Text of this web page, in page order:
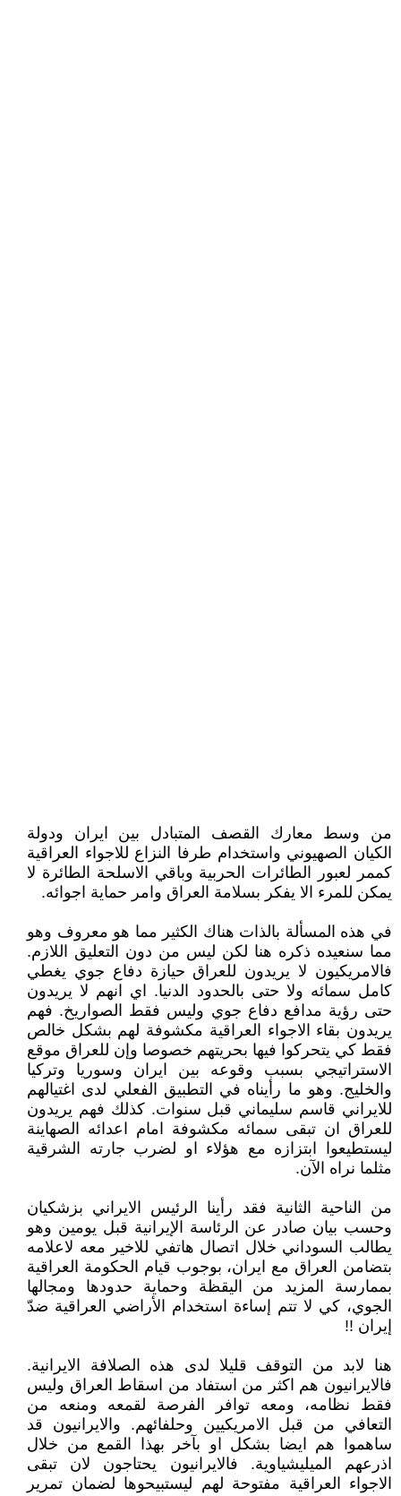
من وسط معارك القصف المتبادل بين ايران ودولة
الكيان الصهيوني واستخدام طرفا النزاع للاجواء العراقية
كممر لعبور الطائرات الحربية وباقي الاسلحة الطائرة لا
يمكن للمرء الا يفكر بسلامة العراق وامر حماية اجوائه.
في هذه المسألة بالذات هناك الكثير مما هو معروف وهو
مما سنعيده ذكره هنا لكن ليس من دون التعليق اللازم.
فالامريكيون لا يريدون للعراق حيازة دفاع جوي يغطي
كامل سمائه ولا حتى بالحدود الدنيا. اي انهم لا يريدون
حتى رؤية مدافع دفاع جوي وليس فقط الصواريخ. فهم
يريدون بقاء الاجواء العراقية مكشوفة لهم بشكل خالص
فقط كي يتحركوا فيها بحريتهم خصوصا وإن للعراق موقع
الاستراتيجي بسبب وقوعه بين ايران وسوريا وتركيا
والخليج. وهو ما رأيناه في التطبيق الفعلي لدى اغتيالهم
للايراني قاسم سليماني قبل سنوات. كذلك فهم يريدون
للعراق ان تبقى سمائه مكشوفة امام اعدائه الصهاينة
ليستطيعوا ابتزازه مع هؤلاء او لضرب جارته الشرقية
مثلما نراه الآن.
من الناحية الثانية فقد رأينا الرئيس الايراني بزشكيان
وحسب بيان صادر عن الرئاسة الإيرانية قبل يومين وهو
يطالب السوداني خلال اتصال هاتفي للاخير معه لاعلامه
بتضامن العراق مع ايران، بوجوب قيام الحكومة العراقية
بممارسة المزيد من اليقظة وحماية حدودها ومجالها
الجوي، كي لا تتم إساءة استخدام الأراضي العراقية ضدّ
إيران !!
هنا لابد من التوقف قليلا لدى هذه الصلافة الايرانية.
فالايرانيون هم اكثر من استفاد من اسقاط العراق وليس
فقط نظامه، ومعه توافر الفرصة لقمعه ومنعه من
التعافي من قبل الامريكيين وحلفائهم. والايرانيون قد
ساهموا هم ايضا بشكل او بآخر بهذا القمع من خلال
اذرعهم الميليشياوية. فالايرانيون يحتاجون لان تبقى
الاجواء العراقية مفتوحة لهم ليستبيحوها لضمان تمرير